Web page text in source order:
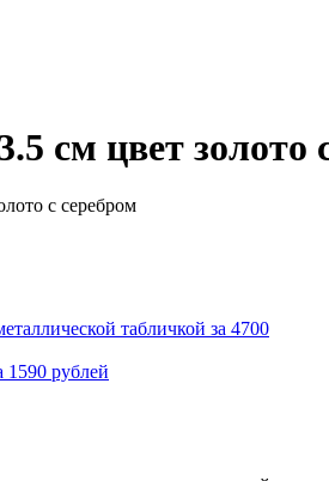
см цвет золото
с серебром
табличкой за 4700
1590 рублей